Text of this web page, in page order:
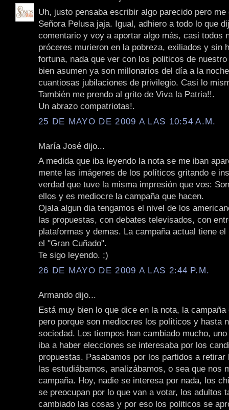
Uh, justo pensaba escribir algo parecido pero me
Señora Pelusa jaja. Igual, adhiero a todo lo que
comentario y voy a aportar algo más, casi todos
próceres murieron en la pobreza, exiliados y sin
fortuna, nada que ver con los politicos de
bien asumen ya son millonarios del día a la
cuantiosas jubilaciones de privilegio. Casi lo
También me prendo al grito de Viva la Patria!!.
Un abrazo compatriotas!.
25 DE MAYO DE 2009 A LAS 10:54 A.M.
María José dijo...
A medida que iba leyendo la nota se me iban
mente las imágenes de los políticos gritando e
verdad que tuve la misma impresión que vos:
ellos y es mediocre la campaña que hacen.
Ojala algun dia tengamos el nivel de los
las propuestas, con debates televisados, con
plataformas y demas. La campaña actual tiene
el "Gran Cuñado".
Te sigo leyendo. ;)
26 DE MAYO DE 2009 A LAS 2:44 P.M.
Armando dijo...
Está muy bien lo que dice en la nota, la
pero porque son mediocres los políticos y hasta
sociedad. Los tiempos han cambiado mucho,
iba a haber elecciones se interesaba por los
propuestas. Pasabamos por los partidos a retirar
las estudiábamos, analizábamos, o sea que nos
campaña. Hoy, nadie se interesa por nada, los
se preocupan por lo que van a votar, los adultos
cambiado las cosas y por eso los politicos se